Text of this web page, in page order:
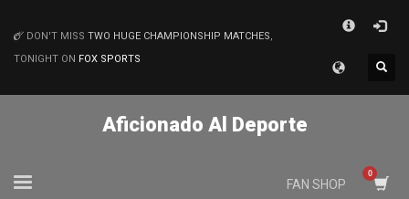
MATCHES
DON'T MISS TWO HUGE CHAMPIONSHIP MATCHES,
TONIGHT ON FOX SPORTS
Aficionado Al Deporte
FAN SHOP